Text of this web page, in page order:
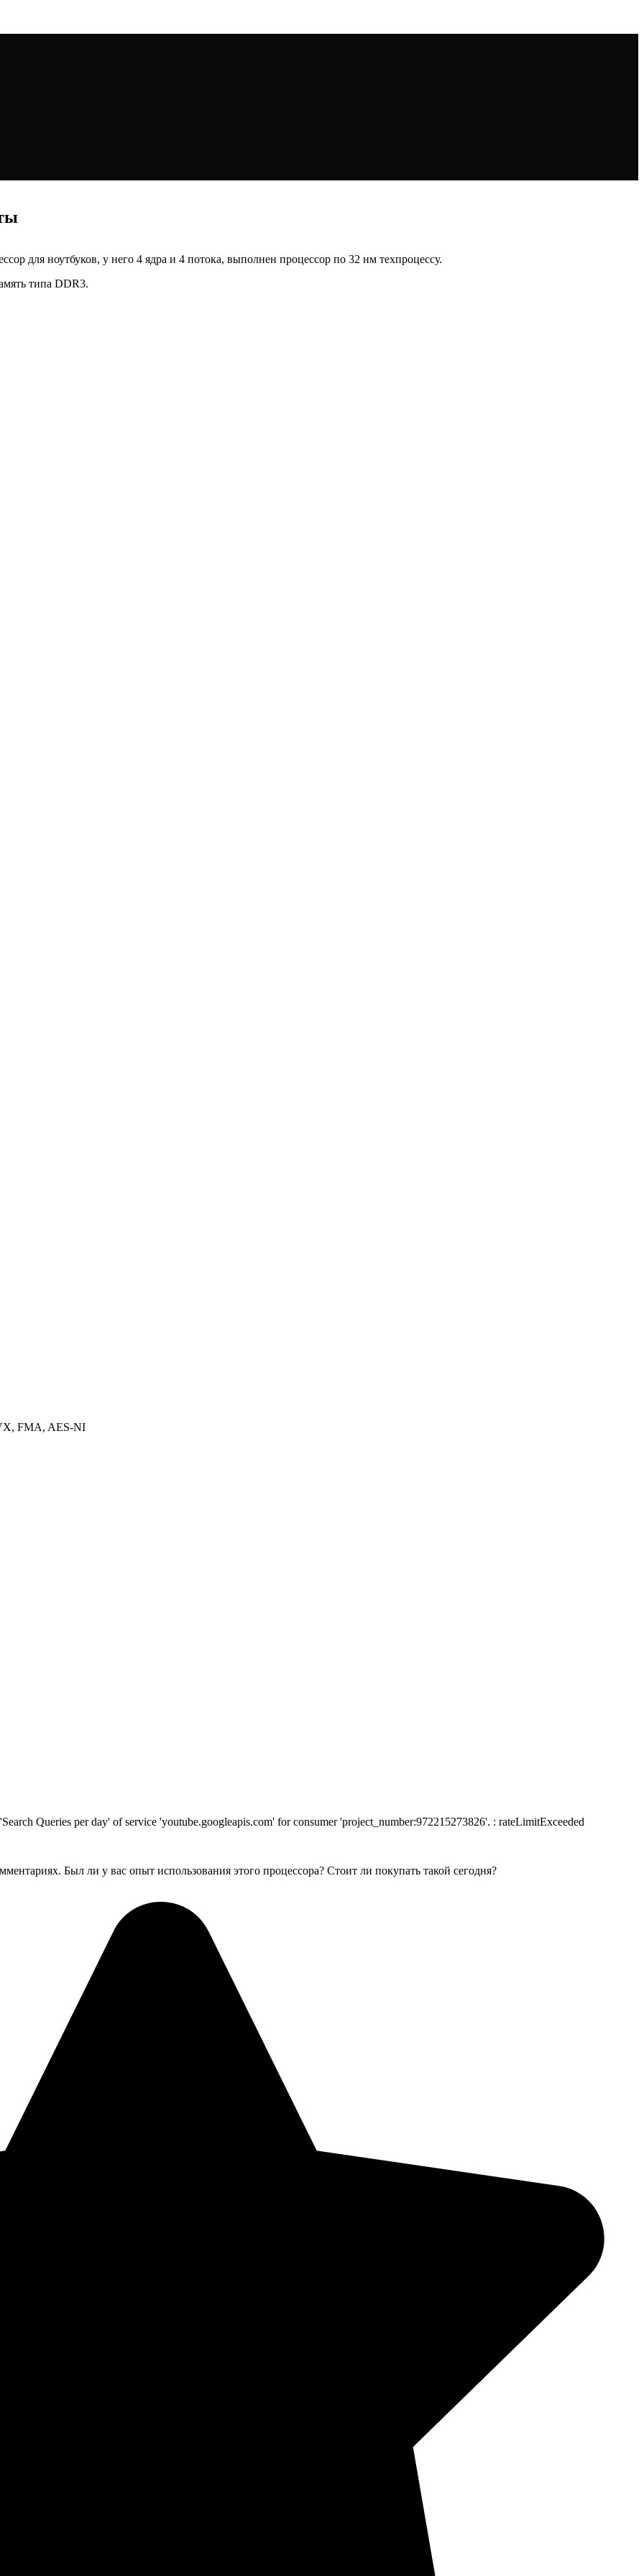
для ноутбуков, у него 4 ядра и 4 потока, выполнен процессор по 32 нм техпроцессу.
типа DDR3.
FMA, AES-NI
Queries per day' of service 'youtube.googleapis.com' for consumer 'project_number:972215273826'. : rateLimitExceeded
Был ли у вас опыт использования этого процессора? Стоит ли покупать такой сегодня?